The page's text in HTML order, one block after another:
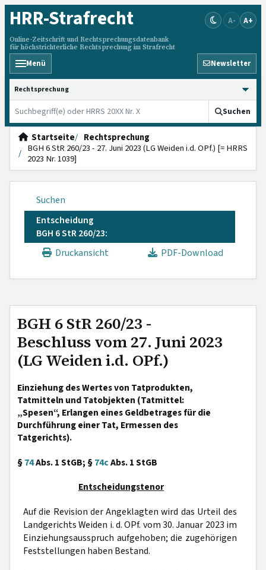
HRR-Strafrecht
Online-Zeitschrift und Rechtsprechungsdatenbank
für höchstrichterliche Rechtsprechung im Strafrecht
A- A+
Menü Newsletter
HRRS durchsuchen
Suchen
Startseite
Rechtsprechung
BGH 6 StR 260/23 - 27. Juni 2023 (LG Weiden i.d. OPf.) [= HRRS
2023 Nr. 1039]
Suchen
Entscheidung
BGH 6 StR 260/23:
Druckansicht
PDF-Download
BGH 6 StR 260/23 -
Beschluss vom 27. Juni 2023
(LG Weiden i.d. OPf.)
Einziehung des Wertes von Tatprodukten,
Tatmitteln und Tatobjekten (Tatmittel:
„Spesen“, Erlangen eines Geldbetrages für die
Durchführung einer Tat, Ermessen des
Tatgerichts).
§74Abs. 1 StGB; §74cAbs. 1 StGB
Entscheidungstenor
Auf die Revision der Angeklagten wird das Urteil des
Landgerichts Weiden i. d. OPf. vom 30. Januar 2023 im
Einziehungsausspruch aufgehoben; die zugehörigen
Feststellungen haben Bestand.